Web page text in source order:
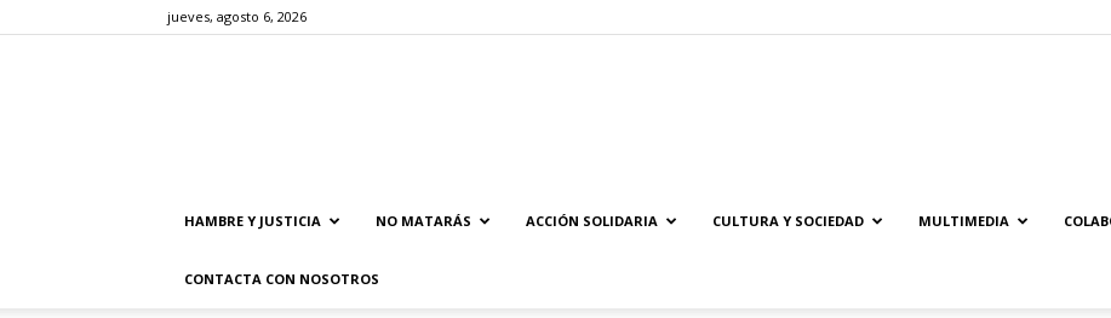
jueves, agosto 6, 2026
HAMBRE Y JUSTICIA NO MATARÁS ACCIÓN SOLIDARIA CULTURA Y SOCIEDAD MULTIMEDIA
CONTACTA CON NOSOTROS